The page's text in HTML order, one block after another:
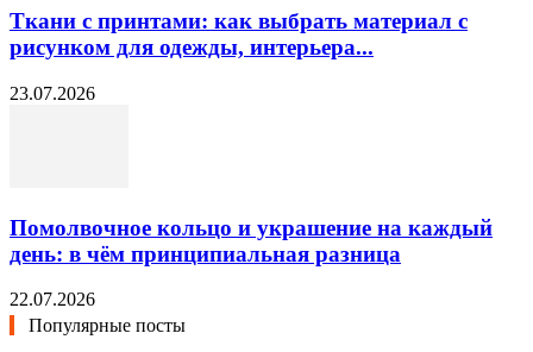
Ткани с принтами: как выбрать материал с
рисунком для одежды, интерьера...
23.07.2026
Помолвочное кольцо и украшение на каждый
день: в чём принципиальная разница
22.07.2026
Популярные посты